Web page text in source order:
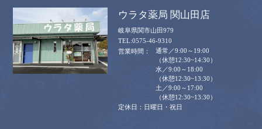
ウラタ薬局 関山田店
岐阜県関市山田979
0575-46-9310
通常／9:00～19:00
（休憩12:30~14:30）
水／9:00～18:00
（休憩12:30~13:30）
土／9:00～17:00
（休憩12:30~13:30）
日曜日・祝日